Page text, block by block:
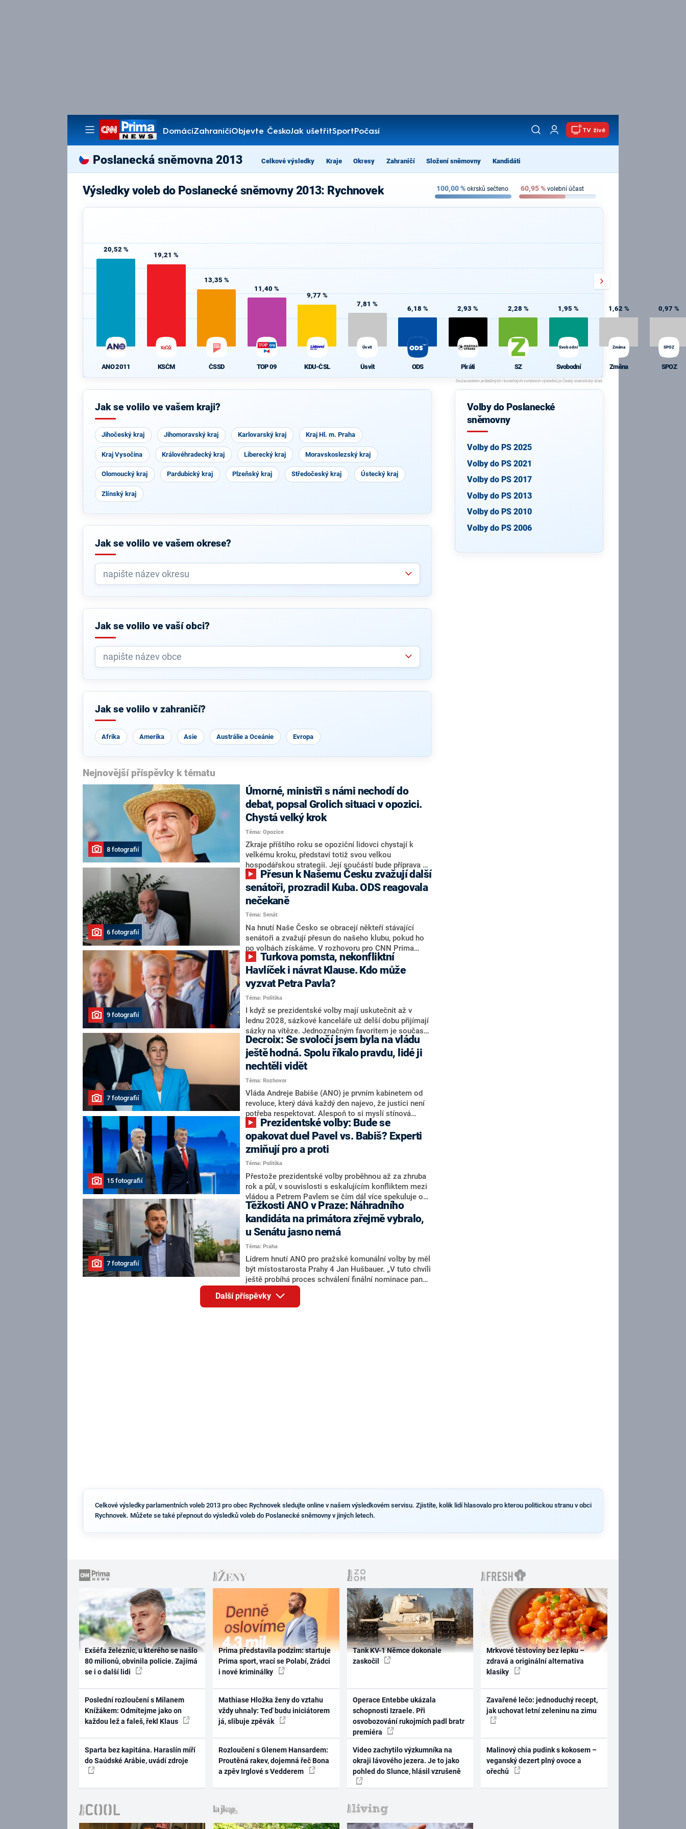
DomácíZahraničíObjevte ČeskoJak ušetřitSportPočasí
Pořady
TV živě
Poslanecká sněmovna 2013 Celkové výsledky Kraje Okresy Zahraničí Složení sněmovny Kandidáti
Výsledky voleb do Poslanecké sněmovny 2013: Rychnovek 100,00% okrsků sečteno 60,95% volební účast
20,52 %
ANO 2011
19,21 %
KSČM
13,35 %
ČSSD
11,40 %
TOP 09
9,77 %
KDU-ČSL
7,81 %
Úsvit
Úsvit
6,18 %
ODS
2,93 %
Piráti
2,28 %
SZ
1,95 %
Svobodní
Svobodní
1,62 %
Změna
Změna
0,97 %
SPOZ
SPOZ
Jak se volilo ve vašem kraji?
Jihočeský kraj Jihomoravský kraj Karlovarský kraj Kraj Hl. m. Praha
Kraj Vysočina Královéhradecký kraj Liberecký kraj Moravskoslezský kraj
Olomoucký kraj Pardubický kraj Plzeňský kraj Středočeský kraj Ústecký kraj
Zlínský kraj
Jak se volilo ve vašem okrese?
Jak se volilo ve vaší obci?
Jak se volilo v zahraničí?
Afrika Amerika Asie Austrálie a Oceánie Evropa
Nejnovější příspěvky k tématu
8 fotografií
Úmorné, ministři s námi nechodí do
debat, popsal Grolich situaci v opozici.
Chystá velký krok
Téma: Opozice
Zkraje příštího roku se opoziční lidovci chystají k
velkému kroku, představí totiž svou velkou
hospodářskou strategii. Její součástí bude příprava na
stárnutí populace, řekl ve středu na setkání s novináři
nový předseda lidovců Jan Grolich. Ten zároveň v
senátních volbách kandiduje ve Vyškově. Popsal i
aktivitu opozice, o níž vládní strany nebo političtí
komentátoři mluví jako o slabé a v defenzivě. „Je to
úmorná práce upozorňovat na chyby vlády. Ministři s
námi navíc nechodí do debat. Chceme ale ukazovat
svoje témata,“ odpověděl Grolich na dotaz CNN Prima
NEWS.
6 fotografií
senátoři, prozradil Kuba. ODS reagovala
nečekaně
Téma: Senát
Na hnutí Naše Česko se obracejí někteří stávající
senátoři a zvažují přesun do našeho klubu, pokud ho
po volbách získáme. V rozhovoru pro CNN Prima
NEWS to řekl zakladatel hnutí a jihočeský hejtman
Martin Kuba. Konkrétní nebyl, ale získat by takto mohl
například senátora Zdeňka Hrabu, který je dnes
součástí klubu ODS a TOP 09. Hraba to na dotaz
redakce nevyloučil. Předseda klubu senátorů ODS
Zdeněk Nytra redakci řekl, že počítá s odchodem
některých senátorů z klubu a že Naše Česko není
nepřítel, ale soupeř.
9 fotografií
Havlíček i návrat Klause. Kdo může
vyzvat Petra Pavla?
Téma: Politika
I když se prezidentské volby mají uskutečnit až v
lednu 2028, sázkové kanceláře už delší dobu přijímají
sázky na vítěze. Jednoznačným favoritem je současná
hlava státu Petr Pavel. Daleko za ním pak bookmakeři
zmiňují dva výrazné politiky ANO, tedy premiéra
Andreje Babiše a ministra průmyslu Karla Havlíčka.
Oblíbeným tipem samotných sázkařů je poslanec za
Motoristy Filip Turek. Politolog Jan Kubáček nicméně
o případné kandidatuře kohokoliv ze zmíněné trojice
značně pochybuje. Podle něj současná koalice dosud
nemá osobu, která by Pavlovi mohla konkurovat.
7 fotografií
Decroix: Se svoločí jsem byla na vládu
ještě hodná. Spolu říkalo pravdu, lidé ji
nechtěli vidět
Téma: Rozhovor
Vláda Andreje Babiše (ANO) je prvním kabinetem od
revoluce, který dává každý den najevo, že justici není
potřeba respektovat. Alespoň to si myslí stínová
ministryně spravedlnosti ODS Eva Decroix. V
rozhovoru pro CNN Prima NEWS si nebrala servítky
ohledně politického výkonu svého nástupce Jeronýma
Tejce (za ANO) či vládní zmocněnkyně pro lidská
práva Taťány Malé (ANO). Označením „svoloč“ na
adresu vlády prý byla ještě hodná. Decroix se také
vrátila k volební porážce koalice Spolu či promluvila o
hnutí Naše Česko Martina Kuby.
15 fotografií
opakovat duel Pavel vs. Babiš? Experti
zmiňují pro a proti
Téma: Politika
Přestože prezidentské volby proběhnou až za zhruba
rok a půl, v souvislosti s eskalujícím konfliktem mezi
vládou a Petrem Pavlem se čím dál více spekuluje o
tom, koho by do bitvy o Hrad mohla vyslat současná
koalice. Někteří političtí komentátoři znovu vytahují
jméno premiéra Andreje Babiše (ANO). Jak moc je
pravděpodobné, že se v prezidentských volbách 2028
bude znovu opakovat souboj z roku 2023?
7 fotografií
Těžkosti ANO v Praze: Náhradního
kandidáta na primátora zřejmě vybralo,
u Senátu jasno nemá
Téma: Praha
Lídrem hnutí ANO pro pražské komunální volby by měl
být místostarosta Prahy 4 Jan Hušbauer. „V tuto chvíli
ještě probíhá proces schválení finální nominace pana
Jana Hušbauera Výborem hnutí ANO,“ uvedl pro
redakci místopředseda pražského ANO Martin
Benkovič. O Hušbauerovi se spekulovalo jako o
Další příspěvky
Volby do Poslanecké
sněmovny
Volby do PS 2025
Volby do PS 2021
Volby do PS 2017
Volby do PS 2013
Volby do PS 2010
Volby do PS 2006
Celkové výsledky parlamentních voleb 2013 pro obec Rychnovek sledujte online v našem výsledkovém servisu. Zjistíte, kolik lidí hlasovalo pro kterou politickou stranu v obci
Rychnovek. Můžete se také přepnout do výsledků voleb do Poslanecké sněmovny v jiných letech.
Exšéfa železnic, u kterého se našlo
80 milionů, obvinila policie. Zajímá
se i o další lidi
Poslední rozloučení s Milanem
Knížákem: Odmítejme jako on
každou lež a faleš, řekl Klaus
Sparta bez kapitána. Haraslín míří
do Saúdské Arábie, uvádí zdroje
Prima představila podzim: startuje
Prima sport, vrací se Polabí, Zrádci
i nové kriminálky
Mathiase Hložka ženy do vztahu
vždy uhnaly: Teď budu iniciátorem
já, slibuje zpěvák
Rozloučení s Glenem Hansardem:
Proutěná rakev, dojemná řeč Bona
a zpěv Irglové s Vedderem
Tank KV-1 Němce dokonale
zaskočil
Operace Entebbe ukázala
schopnosti Izraele. Při
osvobozování rukojmích padl bratr
premiéra
Video zachytilo výzkumníka na
okraji lávového jezera. Je to jako
pohled do Slunce, hlásil vzrušeně
Mrkvové těstoviny bez lepku –
zdravá a originální alternativa
klasiky
Zavařené lečo: jednoduchý recept,
jak uchovat letní zeleninu na zimu
Malinový chia pudink s kokosem –
veganský dezert plný ovoce a
ořechů